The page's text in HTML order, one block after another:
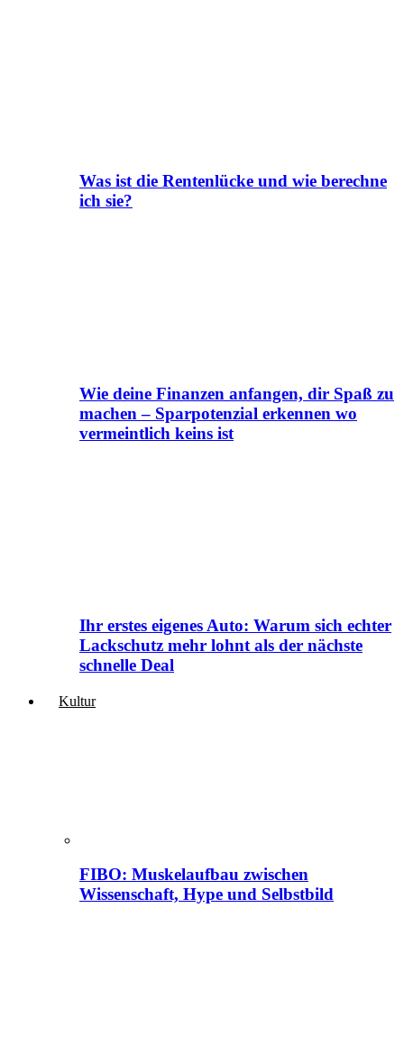
Was ist die Rentenlücke und wie berechne
ich sie?
Wie deine Finanzen anfangen, dir Spaß zu
machen – Sparpotenzial erkennen wo
vermeintlich keins ist
Ihr erstes eigenes Auto: Warum sich echter
Lackschutz mehr lohnt als der nächste
schnelle Deal
Kultur
FIBO: Muskelaufbau zwischen
Wissenschaft, Hype und Selbstbild